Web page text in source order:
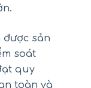
được sản
soát
quy
toàn và